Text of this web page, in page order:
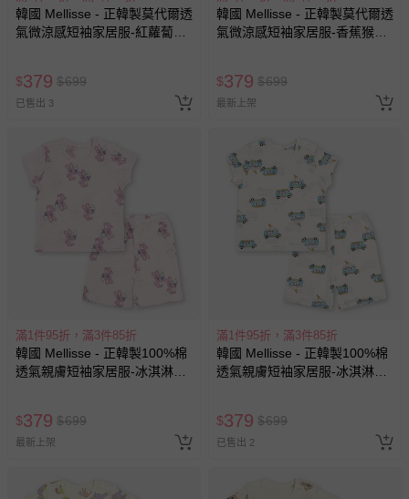
韓國 Mellisse - 正韓製莫代爾透
氣微涼感短袖家居服-紅蘿蔔兔
$379 $699
已售出 3
韓國 Mellisse - 正韓製莫代爾透
氣微涼感短袖家居服-香蕉猴子-
$379 $699
最新上架
滿1件95折，滿3件85折
韓國 Mellisse - 正韓製100%棉
透氣親膚短袖家居服-冰淇淋兔
$379 $699
最新上架
滿1件95折，滿3件85折
韓國 Mellisse - 正韓製100%棉
透氣親膚短袖家居服-冰淇淋車
$379 $699
已售出 2